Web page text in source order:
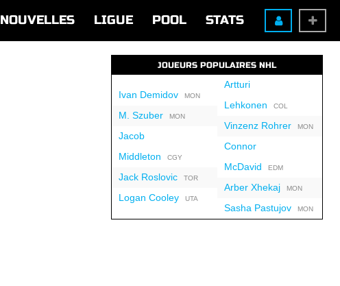
NOUVELLES LIGUE POOL STATS
JOUEURS POPULAIRES NHL
Ivan DemidovMON
M. SzuberMON
Jacob
Middleton CGY
Jack RoslovicTOR
Logan CooleyUTA
Artturi
Lehkonen COL
Vinzenz RohrerMON
Connor
McDavid EDM
Arber XhekajMON
Sasha PastujovMON